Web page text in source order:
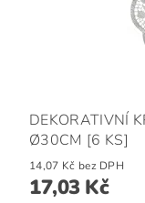
DEKORATIVNÍ
Ø30CM [6 KS]
14,07 Kč bez DPH
17,03 Kč